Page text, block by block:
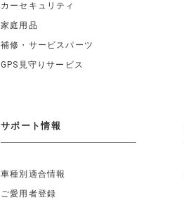
カーセキュリティ
家庭用品
補修・サービスパーツ
GPS見守りサービス
サポート情報
車種別適合情報
ご愛用者登録